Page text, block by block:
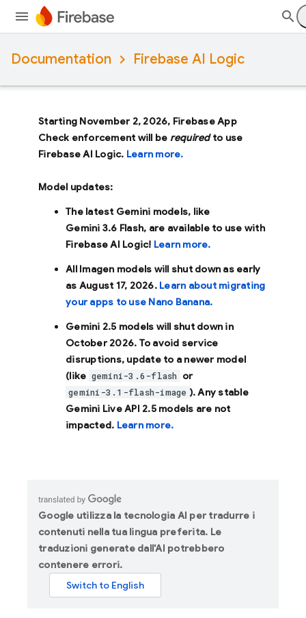
Documentation Firebase AI Logic
Starting November 2, 2026, Firebase App
Check enforcement will be requiredto use
Firebase AI Logic. Learn more.
Model updates:
The latest Gemini models, like
Gemini 3.6 Flash, are available to use with
Firebase AI Logic! Learn more.
All Imagen models will shut down as early
as August 17, 2026. Learn about migrating
your apps to use Nano Banana.
Gemini 2.5 models will shut down in
October 2026. To avoid service
disruptions, update to a newer model
(like gemini-3.6-flash or
gemini-3.1-flash-image ). Any stable
Gemini Live API 2.5 models are not
impacted. Learn more.
Google utilizza la tecnologia AI per tradurre i
contenuti nella tua lingua preferita. Le
traduzioni generate dall'AI potrebbero
contenere errori.